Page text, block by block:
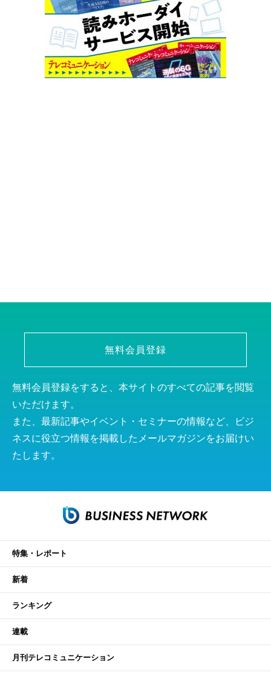
無料会員登録
無料会員登録をすると、本サイトのすべての記事を閲覧
いただけます。
また、最新記事やイベント・セミナーの情報など、ビジ
ネスに役立つ情報を掲載したメールマガジンをお届けい
たします。
特集・レポート
新着
ランキング
連載
月刊テレコミュニケーション